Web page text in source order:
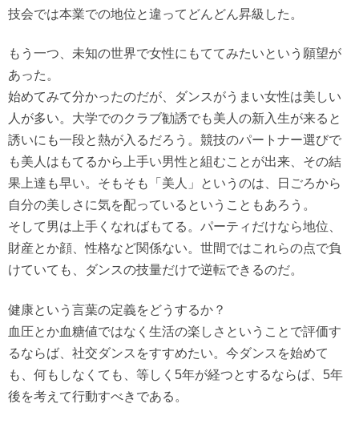
技会では本業での地位と違ってどんどん昇級した。
もう一つ、未知の世界で女性にもててみたいという願望が
あった。
始めてみて分かったのだが、ダンスがうまい女性は美しい
人が多い。大学でのクラブ勧誘でも美人の新入生が来ると
誘いにも一段と熱が入るだろう。競技のパートナー選びで
も美人はもてるから上手い男性と組むことが出来、その結
果上達も早い。そもそも「美人」というのは、日ごろから
自分の美しさに気を配っているということもあろう。
そして男は上手くなればもてる。パーティだけなら地位、
財産とか顔、性格など関係ない。世間ではこれらの点で負
けていても、ダンスの技量だけで逆転できるのだ。
健康という言葉の定義をどうするか？
血圧とか血糖値ではなく生活の楽しさということで評価す
るならば、社交ダンスをすすめたい。今ダンスを始めて
も、何もしなくても、等しく5年が経つとするならば、5年
後を考えて行動すべきである。